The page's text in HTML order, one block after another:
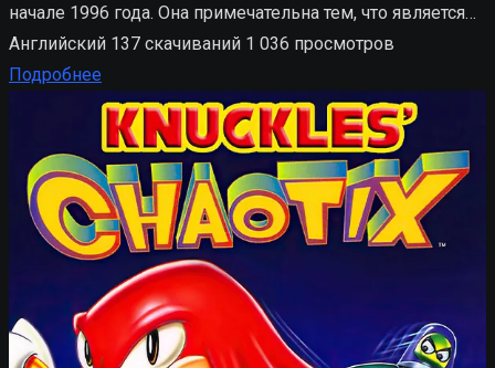
начале 1996 года. Она примечательна тем, что является…
Английский 137 скачиваний 1 036 просмотров
Подробнее